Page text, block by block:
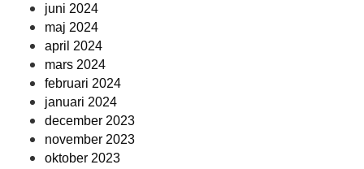
juni 2024
maj 2024
april 2024
mars 2024
februari 2024
januari 2024
december 2023
november 2023
oktober 2023